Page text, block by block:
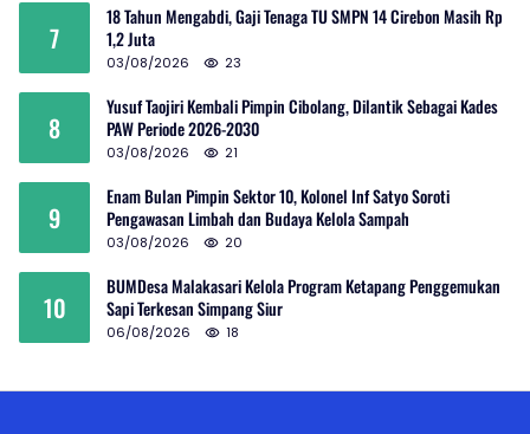
7
18 Tahun Mengabdi, Gaji Tenaga TU SMPN 14 Cirebon Masih Rp
1,2 Juta
03/08/2026 23
8
Yusuf Taojiri Kembali Pimpin Cibolang, Dilantik Sebagai Kades
PAW Periode 2026-2030
03/08/2026 21
9
Enam Bulan Pimpin Sektor 10, Kolonel Inf Satyo Soroti
Pengawasan Limbah dan Budaya Kelola Sampah
03/08/2026 20
10
BUMDesa Malakasari Kelola Program Ketapang Penggemukan
Sapi Terkesan Simpang Siur
06/08/2026 18